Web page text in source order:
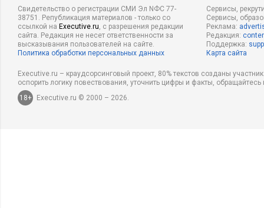
Свидетельство о регистрации СМИ Эл NФС 77-
38751. Републикация материалов - только со
ссылкой на Executive.ru, с разрешения редакции
сайта. Редакция не несет ответственности за
высказывания пользователей на сайте.
Политика обработки персональных данных
Сервисы,
Сервисы,
Реклама:
Редакция:
Поддержка:
Карта сайта
Executive.ru – краудсорсинговый проект, 80% текстов созданы
оспорить логику повествования, уточнить цифры и факты,
18+
Executive.ru © 2000 – 2026.